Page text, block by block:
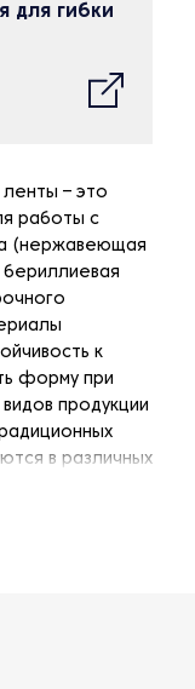
для гибки
– это
работы с
(нержавеющая
бериллиевая
к
форму при
продукции
в различных
высвобождения